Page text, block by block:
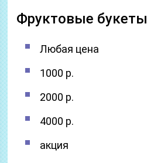
Фруктовые букеты
Любая цена
1000 p.
2000 p.
4000 p.
акция